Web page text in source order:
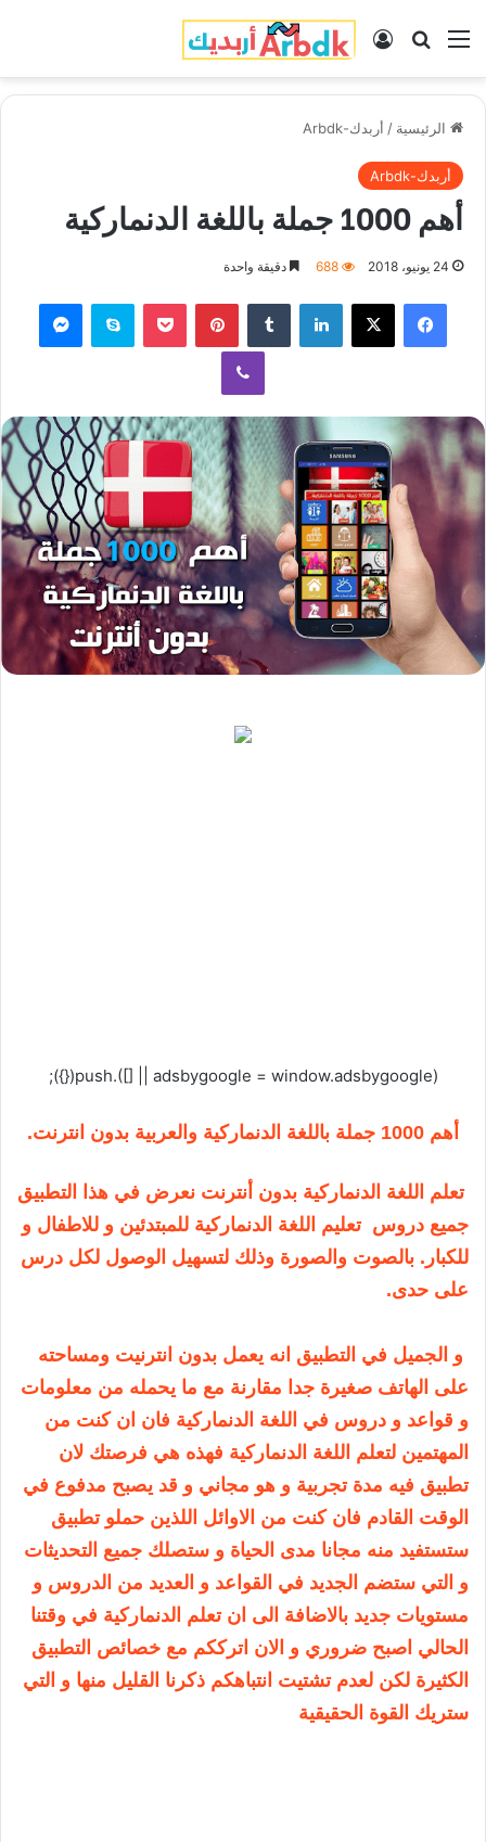
القائمة بحث عنتسجيل الدخول
الرئيسية / أربدك-Arbdk
أربدك-Arbdk
أهم 1000 جملة باللغة الدنماركية
24 يونيو، 2018 688 دقيقة واحدة
فيسبوك لينكدإن بينتيريست سكايب
ڤايبر
(adsbygoogle = window.adsbygoogle || []).push({});
أهم 1000 جملة باللغة الدنماركية والعربية بدون انترنت.
تعلم اللغة الدنماركية بدون أنترنت نعرض في هذا التطبيق
جميع دروس تعليم اللغة الدنماركية للمبتدئين و للاطفال و
للكبار. بالصوت والصورة وذلك لتسهيل الوصول لكل درس
على حدى.
و الجميل في التطبيق انه يعمل بدون انترنيت ومساحته
على الهاتف صغيرة جدا مقارنة مع ما يحمله من معلومات
و قواعد و دروس في اللغة الدنماركية فان ان كنت من
المهتمين لتعلم اللغة الدنماركية فهذه هي فرصتك لان
تطبيق فيه مدة تجربية و هو مجاني و قد يصبح مدفوع في
الوقت القادم فان كنت من الاوائل اللذين حملو تطبيق
ستستفيد منه مجانا مدى الحياة و ستصلك جميع التحديثات
و التي ستضم الجديد في القواعد و العديد من الدروس و
مستويات جديد بالاضافة الى ان تعلم الدنماركية في وقتنا
الحالي اصبح ضروري و الان اترككم مع خصائص التطبيق
الكثيرة لكن لعدم تشتيت انتباهكم ذكرنا القليل منها و التي
ستريك القوة الحقيقية